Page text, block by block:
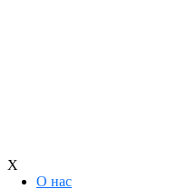
X
О нас